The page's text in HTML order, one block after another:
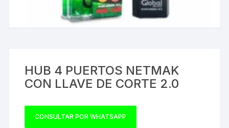
HUB 4 PUERTOS NETMAK
CON LLAVE DE CORTE 2.0
CONSULTAR POR WHATSAPP